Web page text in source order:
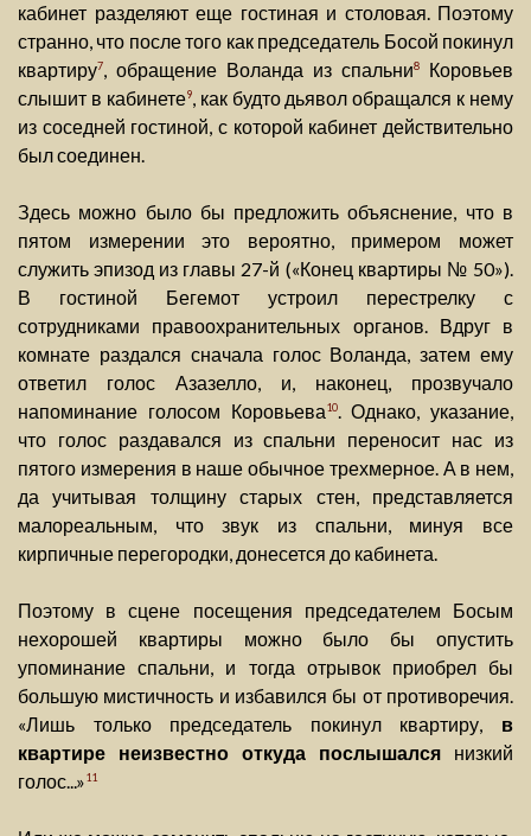
кабинет разделяют еще гостиная и столовая. Поэтому
странно, что после того как председатель Босой покинул
квартиру7, обращение Воланда из спальни8
Коровьев
слышит в кабинете9, как будто дьявол обращался к нему
из соседней гостиной, с которой кабинет действительно
был соединен.
Здесь можно было бы предложить объяснение, что в
пятом измерении это вероятно, примером может
служить эпизод из главы 27-й («Конец квартиры № 50»).
В гостиной Бегемот устроил перестрелку с
сотрудниками правоохранительных органов. Вдруг в
комнате раздался сначала голос Воланда, затем ему
ответил голос Азазелло, и, наконец, прозвучало
напоминание голосом Коровьева10. Однако, указание,
что голос раздавался из спальни переносит нас из
пятого измерения в наше обычное трехмерное. А в нем,
да учитывая толщину старых стен, представляется
малореальным, что звук из спальни, минуя все
кирпичные перегородки, донесется до кабинета.
Поэтому в сцене посещения председателем Босым
нехорошей квартиры можно было бы опустить
упоминание спальни, и тогда отрывок приобрел бы
большую мистичность и избавился бы от противоречия.
«Лишь только председатель покинул квартиру, в
квартире неизвестно откуда послышался низкий
голос...»11